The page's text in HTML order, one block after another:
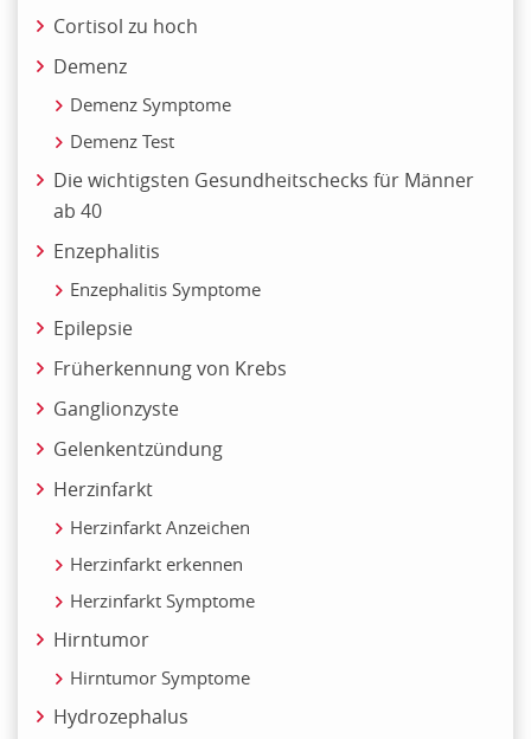
Cortisol zu hoch
Demenz
Demenz Symptome
Demenz Test
Die wichtigsten Gesundheitschecks für Männer
ab 40
Enzephalitis
Enzephalitis Symptome
Epilepsie
Früherkennung von Krebs
Ganglionzyste
Gelenkentzündung
Herzinfarkt
Herzinfarkt Anzeichen
Herzinfarkt erkennen
Herzinfarkt Symptome
Hirntumor
Hirntumor Symptome
Hydrozephalus